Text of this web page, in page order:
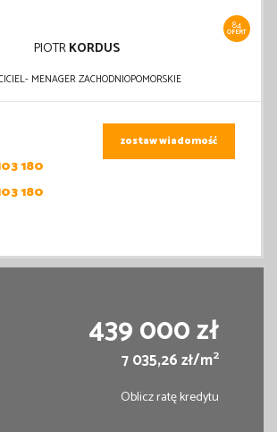
84
OFERT
PIOTRKORDUS
MENAGER ZACHODNIOPOMORSKIE
180
180
zostaw wiadomość
439 000 zł
7 035,26 zł/m2
Oblicz ratę kredytu